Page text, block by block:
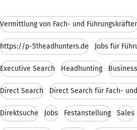
Vermittlung von Fach- und
https://p-51headhunters.de Jobs für
Executive Search Headhunting
Direct Search Direct Search für Fach-
Direktsuche Jobs Festanstellung Sales